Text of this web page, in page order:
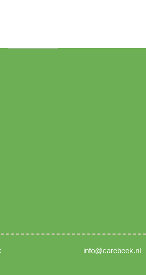
info@carebeek.nl